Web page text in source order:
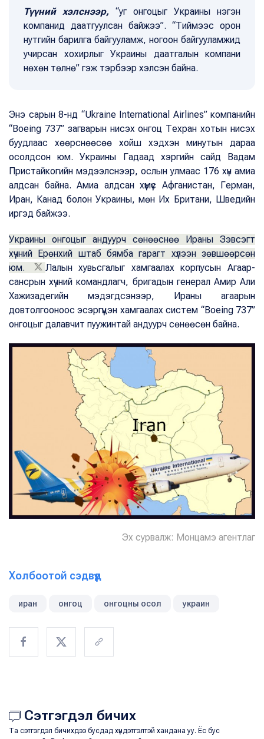
Түүний хэлснээр, “уг онгоцыг Украины нэгэн
компанид даатгуулсан байжээ”. “Тиймээс орон
нутгийн барилга байгууламж, ногоон байгууламжид
учирсан хохирлыг Украины даатгалын компани
нөхөн төлнө” гэж тэрбээр хэлсэн байна.
Энэ сарын 8-нд “Ukraine International Airlines” компанийн
“Boeing 737” загварын нисэх онгоц Техран хотын нисэх
буудлаас хөөрснөөсөө хойш хэдхэн минутын дараа
осолдсон юм. Украины Гадаад хэргийн сайд Вадам
Пристайкогийн мэдээлснээр, ослын улмаас 176 хүн амиа
алдсан байна. Амиа алдсан хүмүүс Афганистан, Герман,
Иран, Канад болон Украины, мөн Их Британи, Шведийн
иргэд байжээ.
Украины онгоцыг андуурч сөнөөснөө Ираны Зэвсэгт
хүчний Ерөнхий штаб бямба гарагт хүлээн зөвшөөрсөн
юм.
Лалын хувьсгалыг хамгаалах корпусын Агаар-
сансрын хүчний командлагч, бригадын генерал Амир Али
Хажизадегийн мэдэгдсэнээр, Ираны агаарын
довтолгооноос эсэргүүцэн хамгаалах систем “Boeing 737”
онгоцыг далавчит пуужинтай андуурч сөнөөсөн байна.
Эх сурвалж: Монцамэ агентлаг
Холбоотой сэдвүүд
иран онгоц онгоцны осол украин
Сэтгэгдэл бичих
Та сэтгэгдэл бичихдээ бусдад хүндэтгэлтэй хандана уу. Ёс бус